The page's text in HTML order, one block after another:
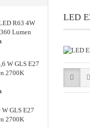
Uhrenknopfzellen
Hörgeräte Zink-Luft
Alkaline Knopfzellen
LED
R63 4W
Lumen
W GLS E27
2700K
GLS E27
2700K